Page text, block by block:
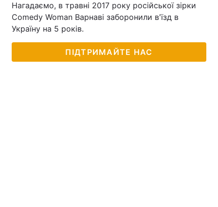
Нагадаємо, в травні 2017 року російської зірки
Comedy Woman Варнаві заборонили в'їзд в
Україну на 5 років.
ПІДТРИМАЙТЕ НАС